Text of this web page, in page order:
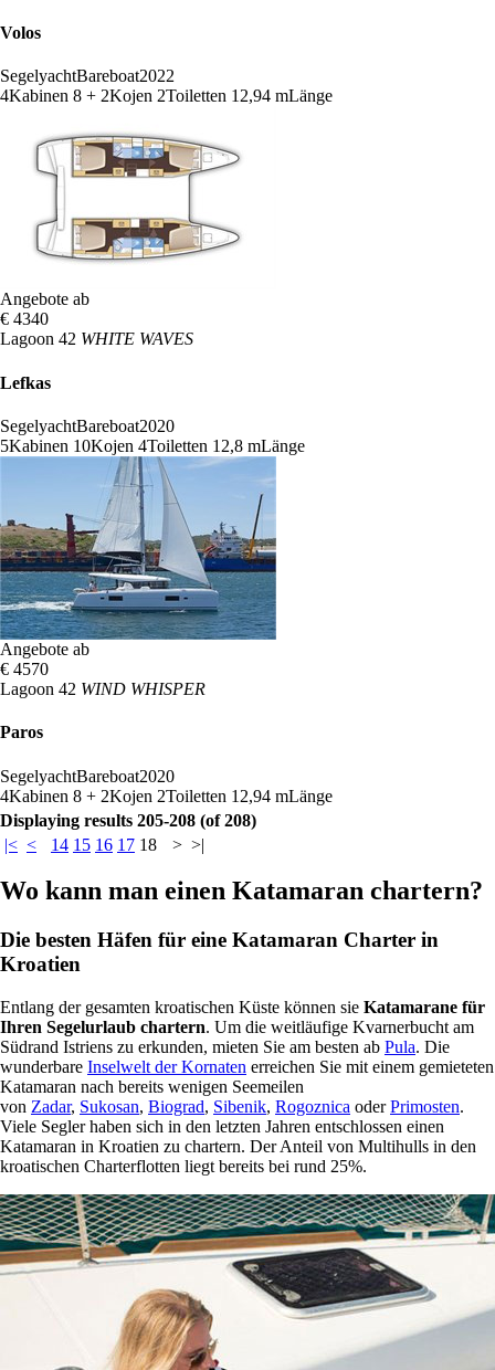
Volos
SegelyachtBareboat2022
4Kabinen 8 + 2Kojen 2Toiletten 12,94 mLänge
Angebote ab
€ 4340
Lagoon 42 WHITE WAVES
Lefkas
SegelyachtBareboat2020
5Kabinen 10Kojen 4Toiletten 12,8 mLänge
Angebote ab
€ 4570
Lagoon 42 WIND WHISPER
Paros
SegelyachtBareboat2020
4Kabinen 8 + 2Kojen 2Toiletten 12,94 mLänge
Displaying results 205-208 (of 208)
|< < 14 15 16 17 18 > >|
Wo kann man einen Katamaran chartern?
Die besten Häfen für eine Katamaran Charter in
Kroatien
Entlang der gesamten kroatischen Küste können sie Katamarane für
Ihren Segelurlaub chartern. Um die weitläufige Kvarnerbucht am
Südrand Istriens zu erkunden, mieten Sie am besten ab Pula. Die
wunderbare Inselwelt der Kornaten erreichen Sie mit einem gemieteten
Katamaran nach bereits wenigen Seemeilen
von Zadar, Sukosan, Biograd, Sibenik, Rogoznica oderPrimosten.
Viele Segler haben sich in den letzten Jahren entschlossen einen
Katamaran in Kroatien zu chartern. Der Anteil von Multihulls in den
kroatischen Charterflotten liegt bereits bei rund 25%.